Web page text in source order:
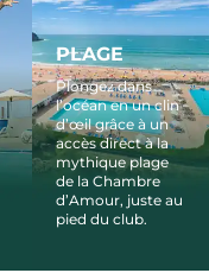
PLAGE
Plongez dans
l’océan en un clin
d’œil grâce à un
accès direct à la
mythique plage
de la Chambre
d’Amour, juste au
pied du club.